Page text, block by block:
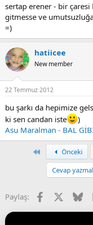
sertap erener - bir
gitmesse ve
=)
hatiicee
New member
22 Temmuz 2012
bu şarkı da hepimize
ki sen candan iste
)
Asu Maralman - BAL
Önceki
Cevap
Paylaş: Facebook
X